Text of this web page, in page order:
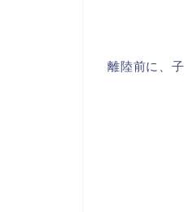
離陸前に、